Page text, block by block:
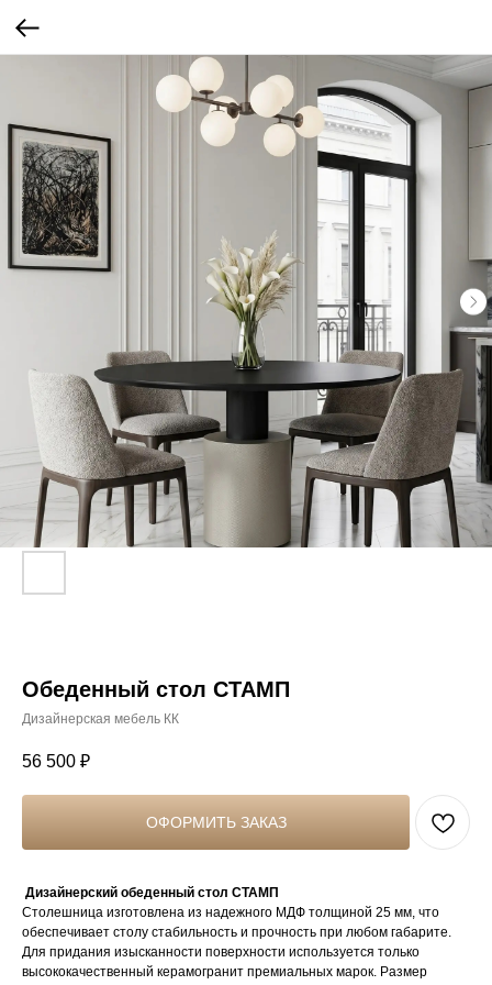
Обеденный стол СТАМП
Дизайнерская мебель КК
56 500 ₽
ОФОРМИТЬ ЗАКАЗ
Дизайнерский обеденный стол СТАМП
Столешница изготовлена из надежного МДФ толщиной 25 мм, что
обеспечивает столу стабильность и прочность при любом габарите.
Для придания изысканности поверхности используется только
высококачественный керамогранит премиальных марок. Размер